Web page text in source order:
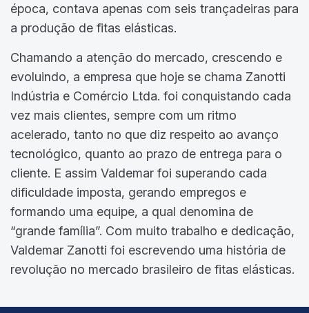
época, contava apenas com seis trançadeiras para
a produção de fitas elásticas.
Chamando a atenção do mercado, crescendo e
evoluindo, a empresa que hoje se chama Zanotti
Indústria e Comércio Ltda. foi conquistando cada
vez mais clientes, sempre com um ritmo
acelerado, tanto no que diz respeito ao avanço
tecnológico, quanto ao prazo de entrega para o
cliente. E assim Valdemar foi superando cada
dificuldade imposta, gerando empregos e
formando uma equipe, a qual denomina de
“grande família”. Com muito trabalho e dedicação,
Valdemar Zanotti foi escrevendo uma história de
revolução no mercado brasileiro de fitas elásticas.